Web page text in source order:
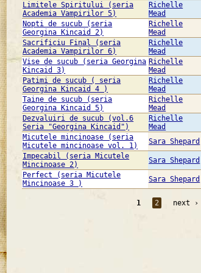
Limitele Spiritului (seria
Academia Vampirilor 5)
Richelle
Mead
Nopti de sucub (seria
Georgina Kincaid 2)
Richelle
Mead
Sacrificiu Final (seria
Academia Vampirilor 6)
Richelle
Mead
Vise de sucub (seria Georgina
Kincaid 3)
Richelle
Mead
Patimi de sucub ( seria
Georgina Kincaid 4 )
Richelle
Mead
Taine de sucub (seria
Georgina Kincaid 5)
Richelle
Mead
Dezvaluiri de sucub (vol.6
Seria "Georgina Kincaid")
Richelle
Mead
Micutele mincinoase (seria
Micutele mincinoase vol. 1)
Sara Shepard
Impecabil (seria Micutele
Mincinoase 2)
Sara Shepard
Perfect (seria Micutele
Mincinoase 3 )
Sara Shepard
1 2 next ›